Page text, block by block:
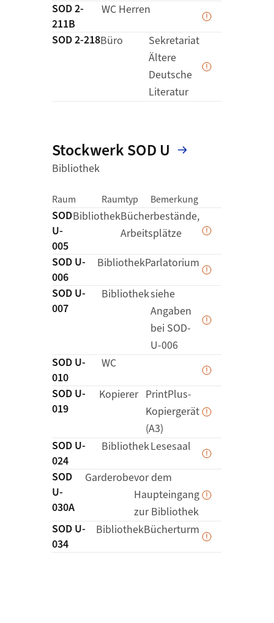
SOD 2-
211B
WC Herren
Daten
SOD 2-218Büro
Sekretariat
Ältere
Deutsche
Literatur
Daten
Stockwerk SOD U
Bibliothek
Raum Raumtyp Bemerkung
SOD
U-
005
BibliothekBücherbestände,
Arbeitsplätze
Daten
SOD U-
006
BibliothekParlatorium
Daten
SOD U-
007
Bibliotheksiehe
Angaben
bei SOD-
U-006
Daten
SOD U-
010
WC
Daten
SOD U-
019
Kopierer PrintPlus-
Kopiergerät
(A3)
Daten
SOD U-
024
BibliothekLesesaal
Daten
SOD
U-
030A
Garderobevor dem
Haupteingang
zur Bibliothek
Daten
SOD U-
034
BibliothekBücherturm
Daten